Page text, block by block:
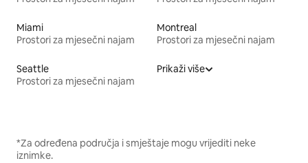
Miami
Prostori za mjesečni najam
Montreal
Prostori za mjesečni najam
Seattle
Prostori za mjesečni najam
Prikaži više
*Za određena područja i smještaje mogu vrijediti neke
iznimke.